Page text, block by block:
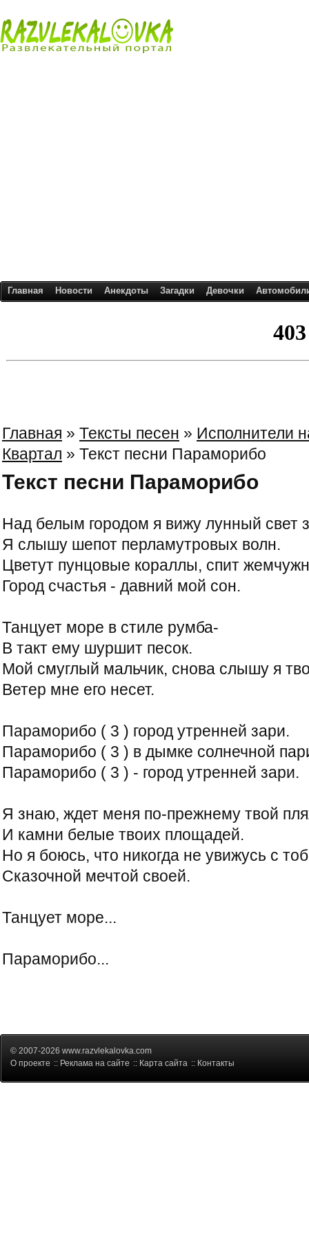
Главная Новости Анекдоты Загадки Девочки
Главная » Тексты песен » Исполнители
Квартал » Текст песни Параморибо
Текст песни Параморибо
Над белым городом я вижу лунный свет
Я слышу шепот перламутровых волн.
Цветут пунцовые кораллы, спит
Город счастья - давний мой сон.
Танцует море в стиле румба-
В такт ему шуршит песок.
Мой смуглый мальчик, снова слышу я
Ветер мне его несет.
Параморибо ( 3 ) город утренней зари.
Параморибо ( 3 ) в дымке солнечной
Параморибо ( 3 ) - город утренней зари.
Я знаю, ждет меня по-прежнему твой
И камни белые твоих площадей.
Но я боюсь, что никогда не увижусь с
Сказочной мечтой своей.
Танцует море...
Параморибо...
© 2007-2026 www.razvlekalovka.com
О проекте :: Реклама на сайте :: Карта сайта :: Контакты